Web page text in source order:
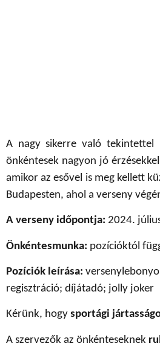
A nagy sikerre való tekintettel
önkéntesek nagyon jó
amikor az esővel is meg kellett
Budapesten, ahol a verseny
A verseny időpontja: 2024.
Önkéntesmunka: pozícióktól
Pozíciók leírása:
regisztráció; díjátadó; jolly joker
Kérünk, hogy sportági
A szervezők az önkénteseknek